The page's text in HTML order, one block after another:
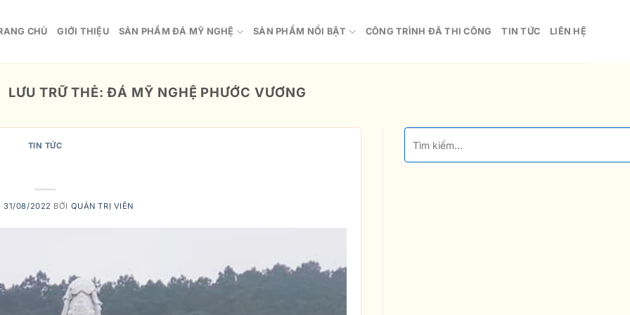
CHỦ GIỚI THIỆU SẢN PHẨM ĐÁ MỸ NGHỆ SẢN PHẨM NỔI BẬT CÔNG TRÌNH ĐÃ THI CÔNG TIN TỨC LIÊN HỆ
LƯU TRỮ THẺ:ĐÁ MỸ NGHỆ PHƯỚC VƯƠNG
TIN TỨC
31/08/2022 BỞI QUẢN TRỊ VIÊN